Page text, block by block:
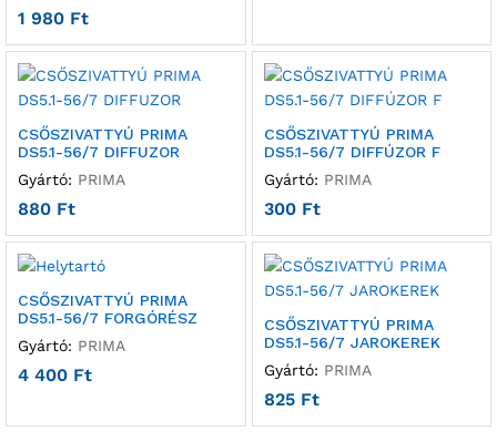
1 980 Ft
CSŐSZIVATTYÚ PRIMA
DS5.1-56/7 DIFFUZOR
Gyártó: PRIMA
880 Ft
CSŐSZIVATTYÚ PRIMA
DS5.1-56/7 DIFFÚZOR F
Gyártó: PRIMA
300 Ft
CSŐSZIVATTYÚ PRIMA
DS5.1-56/7 FORGÓRÉSZ
Gyártó: PRIMA
4 400 Ft
CSŐSZIVATTYÚ PRIMA
DS5.1-56/7 JAROKEREK
Gyártó: PRIMA
825 Ft